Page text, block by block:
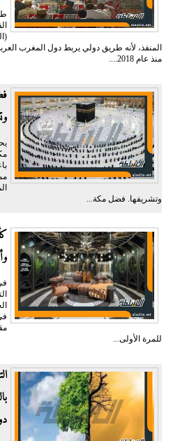
المنفذ، لأنه طريق دولي يربط دول المغرب
منذ عام 2018....
وتشريفها. فضل مكة...
للمرة الأولى...